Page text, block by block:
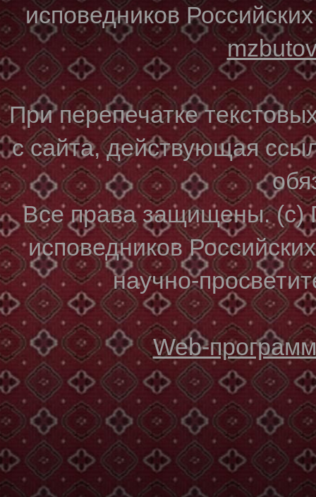
исповедников
При перепечатке
с сайта, действующая
Все права защищены. (с)
исповедников
научно-
Web-